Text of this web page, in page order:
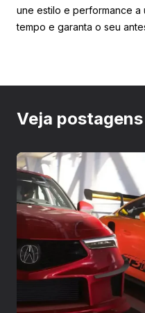
une estilo e performance a
tempo e garanta o seu
Veja